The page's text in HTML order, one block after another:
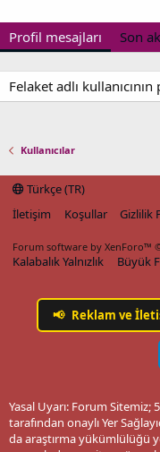
Profil mesajları Son
Felaket adlı
Kullanıcılar
Türkçe (TR)
İletişim
Koşullar Gizlilik
Forum software by XenForo™
Kalabalık Yalnızlık Büyük
📢 Reklam ve
Yasal Uyarı: Forum Sitemiz;
tarafından onaylı Yer
da araştırma yükümlülüğü